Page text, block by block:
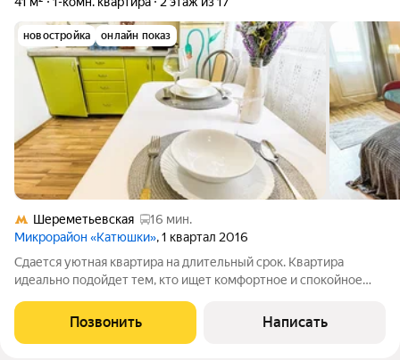
новостройка онлайн показ
Шереметьевская
16 мин.
Микрорайон «Катюшки», 1 квартал 2016
Сдается уютная квартира на длительный срок. Квартира
идеально подойдет тем, кто ищет комфортное и спокойное
полностью готово к заселению. Здесь приятно жить как
одному человеку, так и семье. В
Позвонить Написать